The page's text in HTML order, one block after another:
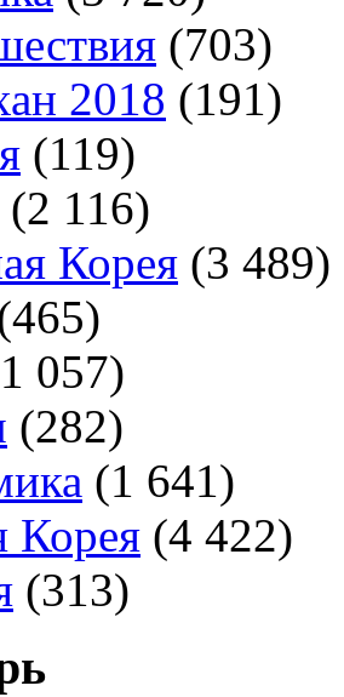
(703)
2018 (191)
(119)
(2 116)
Корея (3 489)
057)
(282)
(1 641)
(4 422)
(313)